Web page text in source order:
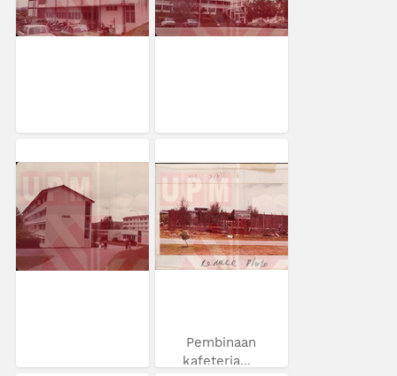
Pembinaan
kafeteria...